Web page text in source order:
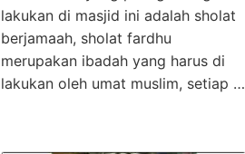
lakukan di masjid ini adalah sholat
berjamaah, sholat fardhu
merupakan ibadah yang harus di
lakukan oleh umat muslim, setiap …